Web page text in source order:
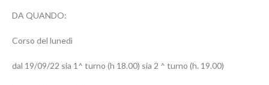
DA QUANDO:
Corso del lunedì
dal 19/09/22 sia 1^ turno (h 18.00) sia 2 ^ turno (h. 19.00)